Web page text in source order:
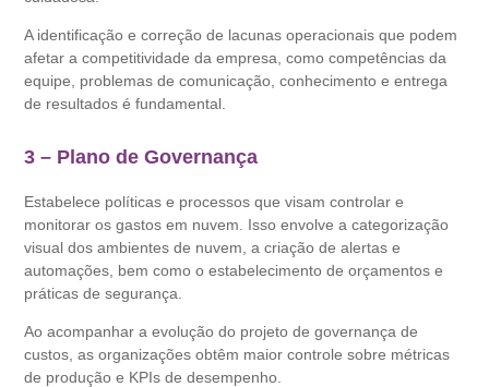
A identificação e correção de lacunas operacionais que podem
afetar a competitividade da empresa, como competências da
equipe, problemas de comunicação, conhecimento e entrega
de resultados é fundamental.
3 – Plano de Governança
Estabelece políticas e processos que visam controlar e
monitorar os gastos em nuvem. Isso envolve a categorização
visual dos ambientes de nuvem, a criação de alertas e
automações, bem como o estabelecimento de orçamentos e
práticas de segurança.
Ao acompanhar a evolução do projeto de governança de
custos, as organizações obtêm maior controle sobre métricas
de produção e KPIs de desempenho.